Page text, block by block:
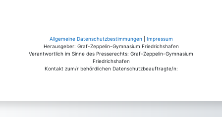
Allgemeine Datenschutzbestimmungen
Impressum
Herausgeber: Graf-Zeppelin-Gymnasium Friedrichshafen
Verantwortlich im Sinne des Presserechts: Graf-Zeppelin-Gymnasium
Friedrichshafen
Kontakt zum/r behördlichen Datenschutzbeauftragte/n: